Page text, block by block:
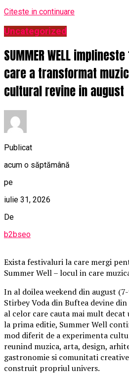
Citeste in continuare
Uncategorized
SUMMER WELL
care a transformat
cultural revine in august
Publicat
acum o săptămână
pe
iulie 31, 2026
De
b2bseo
Exista festivaluri la care mergi
Summer Well – locul in care
In al doilea weekend din august
Stirbey Voda din Buftea devine
al celor care cauta mai mult decat
la prima editie, Summer Well
mod diferit de a experimenta
reunind muzica, arta, design,
gastronomie si comunitati
construit propriul univers.